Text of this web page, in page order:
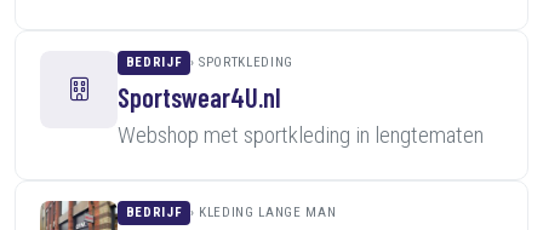
BEDRIJF SPORTKLEDING
Sportswear4U.nl
Webshop met sportkleding in lengtematen
BEDRIJF KLEDING LANGE MAN